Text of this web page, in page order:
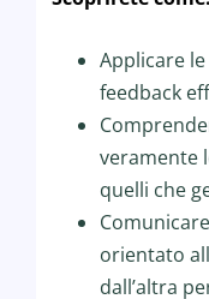
Applicare
feedback
veramente
quelli che
orientato
dall’altra